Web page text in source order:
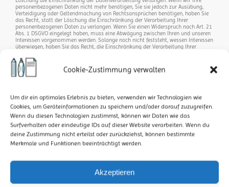
Cookie-Zustimmung verwalten
Um dir ein optimales Erlebnis zu bieten, verwenden wir Technologien wie
Cookies, um Geräteinformationen zu speichern und/oder darauf zuzugreifen.
Wenn du diesen Technologien zustimmst, können wir Daten wie das
Surfverhalten oder eindeutige IDs auf dieser Website verarbeiten. Wenn du
deine Zustimmung nicht erteilst oder zurückziehst, können bestimmte
Merkmale und Funktionen beeinträchtigt werden.
Akzeptieren
personenbezogenen Daten nicht mehr benötigen, Sie sie jedoch zur Ausübung,
Verteidigung oder Geltendmachung von Rechtsansprüchen benötigen, haben Sie
das Recht, statt der Löschung die Einschränkung der Verarbeitung Ihrer
personenbezogenen Daten zu verlangen. Wenn Sie einen Widerspruch nach Art. 21
Abs. 1 DSGVO eingelegt haben, muss eine Abwägung zwischen Ihren und unseren
Interessen vorgenommen werden. Solange noch nicht feststeht, wessen Interessen
überwiegen, haben Sie das Recht, die Einschränkung der Verarbeitung Ihrer
personenbezogenen Daten eingeschränkt haben, dürfen diese Daten – von ihrer
Speicherung abgesehen – nur mit Ihrer Einwilligung oder zur Geltendmachung,
Ausübung oder Verteidigung von Rechtsansprüchen oder zum Schutz der Rechte
SSL- bzw. TLS-Verschlüsselung
Diese Seite nutzt aus Sicherheitsgründen und zum Schutz der Übertragung
vertraulicher Inhalte, wie zum Beispiel Bestellungen oder Anfragen, die Sie an uns
als Seitenbetreiber senden, eine SSL- bzw. TLS- Verschlüsselung. Eine
verschlüsselte Verbindung erkennen Sie daran, dass die Adresszeile des Browsers
von „http://“ auf „https://“ wechselt und an dem Schloss-Symbol in Ihrer
4. Datenerfassung auf dieser Website Cookies